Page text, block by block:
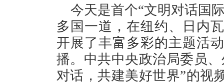
今天是首个“文明对话国
多国一道，在纽约、日内
开展了丰富多彩的主题活
播。中共中央政治局委员
对话，共建美好世界”的视